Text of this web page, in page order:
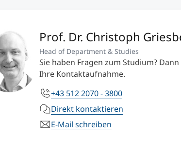
Prof. Dr. Christoph
Head of Department & Studies
Sie haben Fragen zum Studium?
Ihre Kontaktaufnahme.
+43 512 2070 - 3800
Direkt kontaktieren
E-Mail schreiben